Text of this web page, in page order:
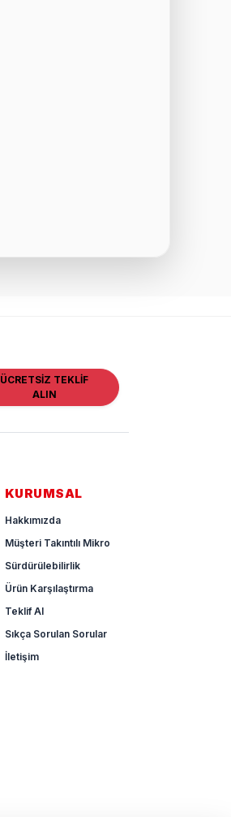
ÜCRETSİZ TEKLİF
ALIN
KURUMSAL
Hakkımızda
Müşteri Takıntılı Mikro
Sürdürülebilirlik
Ürün Karşılaştırma
Teklif Al
Sıkça Sorulan Sorular
İletişim